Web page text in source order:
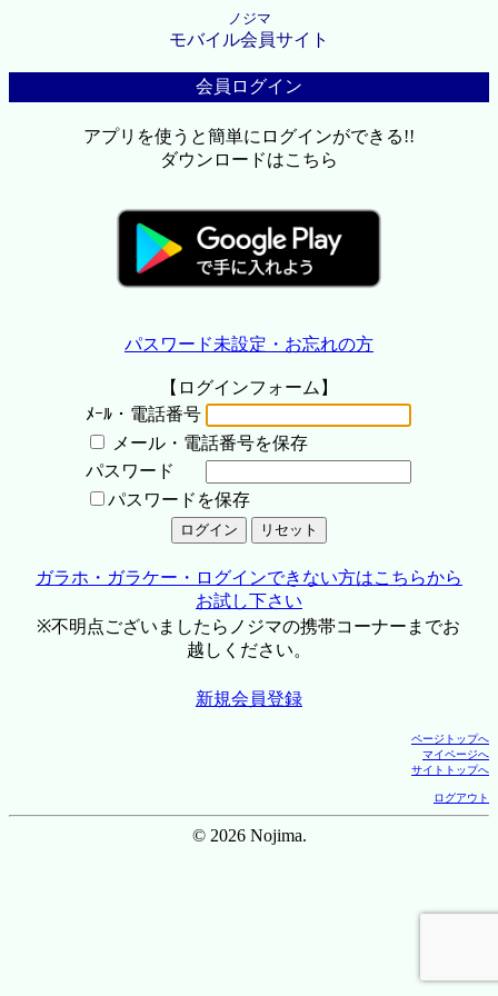
ノジマ
モバイル会員サイト
会員ログイン
アプリを使うと簡単にログインができる!!
ダウンロードはこちら
パスワード未設定・お忘れの方
【ログインフォーム】
ﾒｰﾙ・電話番号
メール・電話番号を保存
パスワード
パスワードを保存
ガラホ・ガラケー・ログインできない方はこちらから
お試し下さい
※不明点ございましたらノジマの携帯コーナーまでお
越しください。
新規会員登録
ページトップへ
マイページへ
サイトトップへ
ログアウト
© 2026 Nojima.